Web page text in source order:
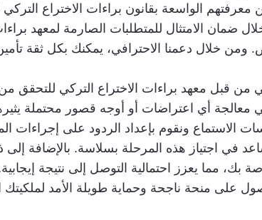
معرفتهم الواسعة بقانون براءات الاختراع
ضمان الامتثال للمتطلبات الصارمة لمعهد
ومن خلال دعمنا الاحترافي، يمكنك بكل ثقة
معهد براءات الاختراع التركي للتحقق من
في معالجة أي اعتراضات أو أوجه قصور محتملة
الاستماع ونقوم بإعداد الردود على
في اجتياز هذه المرحلة بسلاسة. بالإضافة
بك، مما يعزز احتمالية التوصل إلى نتيجة
على منحة ناجحة وحماية طويلة الأمد لملكيتك